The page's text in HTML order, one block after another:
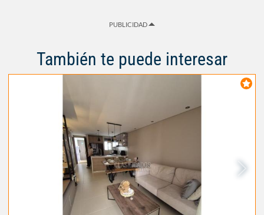
PUBLICIDAD
También te puede interesar